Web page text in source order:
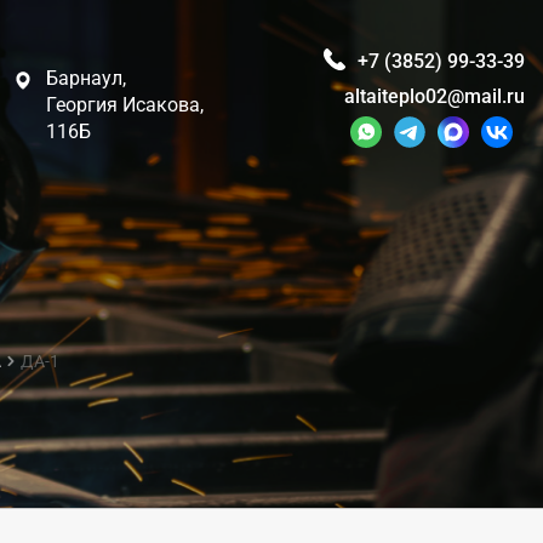
Барнаул,
Георгия Исакова,
116Б
+7 (3852) 99-33-39
altaiteplo02@mail.ru
ДА-1